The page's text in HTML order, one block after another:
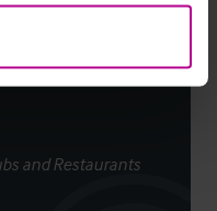
and Restaurants